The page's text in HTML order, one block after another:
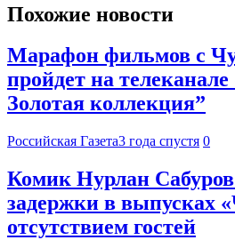
Похожие новости
Марафон фильмов с
пройдет на
Золотая коллекция”
Российская Газета3 года спустя 0
Комик Нурлан
задержки в выпусках
отсутствием гостей